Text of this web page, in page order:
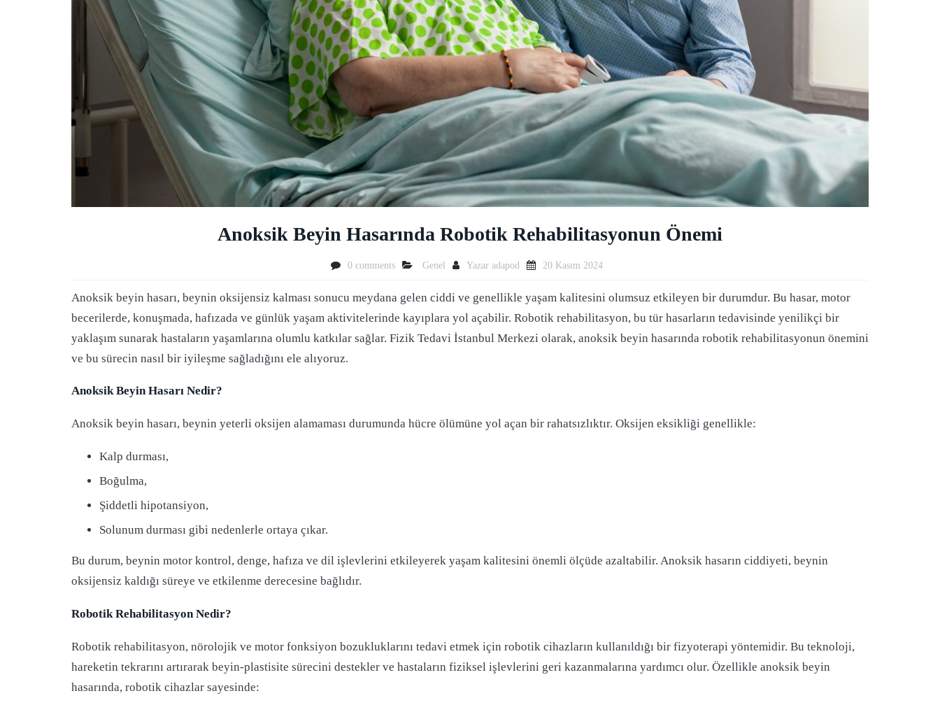
Anoksik Beyin Hasarında Robotik Rehabilitasyonun Önemi
0 comments Genel Yazar adapod 20 Kasım 2024
Anoksik beyin hasarı, beynin oksijensiz kalması sonucu meydana gelen ciddi ve genellikle yaşam kalitesini olumsuz etkileyen bir durumdur. Bu hasar, motor
becerilerde, konuşmada, hafızada ve günlük yaşam aktivitelerinde kayıplara yol açabilir. Robotik rehabilitasyon, bu tür hasarların tedavisinde yenilikçi bir
yaklaşım sunarak hastaların yaşamlarına olumlu katkılar sağlar. Fizik Tedavi İstanbul Merkezi olarak, anoksik beyin hasarında robotik rehabilitasyonun önemini
ve bu sürecin nasıl bir iyileşme sağladığını ele alıyoruz.
Anoksik Beyin Hasarı Nedir?
Anoksik beyin hasarı, beynin yeterli oksijen alamaması durumunda hücre ölümüne yol açan bir rahatsızlıktır. Oksijen eksikliği genellikle:
Kalp durması,
Boğulma,
Şiddetli hipotansiyon,
Solunum durması gibi nedenlerle ortaya çıkar.
Bu durum, beynin motor kontrol, denge, hafıza ve dil işlevlerini etkileyerek yaşam kalitesini önemli ölçüde azaltabilir. Anoksik hasarın ciddiyeti, beynin
oksijensiz kaldığı süreye ve etkilenme derecesine bağlıdır.
Robotik Rehabilitasyon Nedir?
Robotik rehabilitasyon, nörolojik ve motor fonksiyon bozukluklarını tedavi etmek için robotik cihazların kullanıldığı bir fizyoterapi yöntemidir. Bu teknoloji,
hareketin tekrarını artırarak beyin-plastisite sürecini destekler ve hastaların fiziksel işlevlerini geri kazanmalarına yardımcı olur. Özellikle anoksik beyin
hasarında, robotik cihazlar sayesinde: